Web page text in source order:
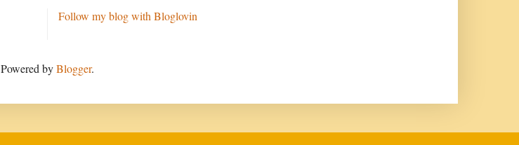
Follow my blog with Bloglovin
Powered byBlogger.